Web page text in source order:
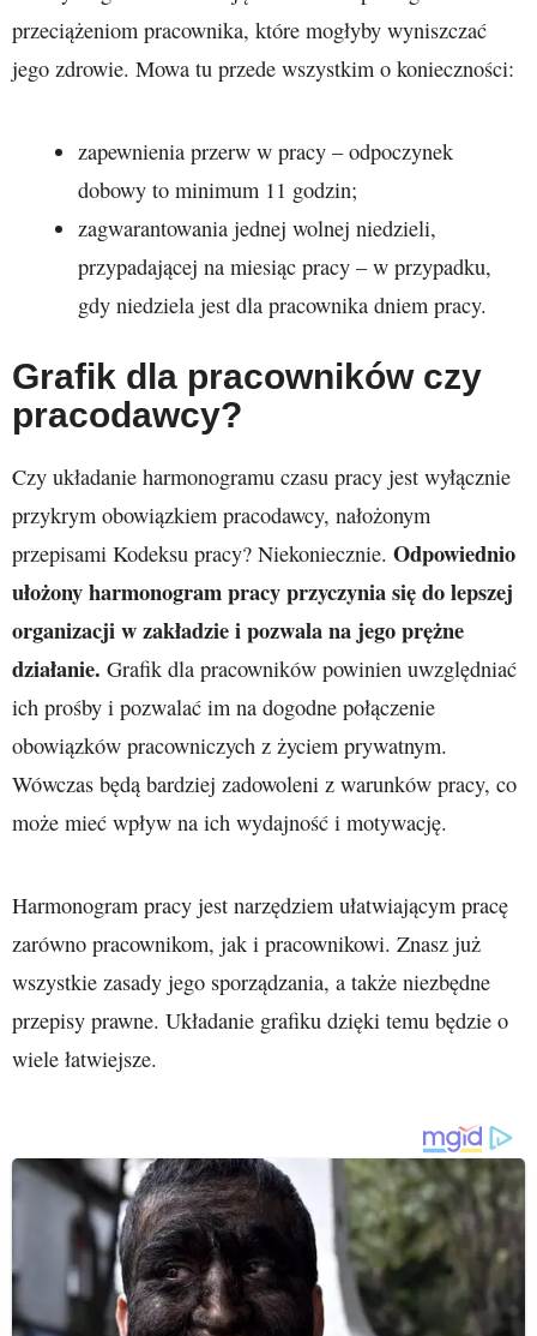
przeciążeniom pracownika, które mogłyby wyniszczać
jego zdrowie. Mowa tu przede wszystkim o konieczności:
zapewnienia przerw w pracy – odpoczynek
dobowy to minimum 11 godzin;
zagwarantowania jednej wolnej niedzieli,
przypadającej na miesiąc pracy – w przypadku,
gdy niedziela jest dla pracownika dniem pracy.
Grafik dla pracowników czy
pracodawcy?
Czy układanie harmonogramu czasu pracy jest wyłącznie
przykrym obowiązkiem pracodawcy, nałożonym
przepisami Kodeksu pracy? Niekoniecznie. Odpowiednio
ułożony harmonogram pracy przyczynia się do lepszej
organizacji w zakładzie i pozwala na jego prężne
działanie. Grafik dla pracowników powinien uwzględniać
ich prośby i pozwalać im na dogodne połączenie
obowiązków pracowniczych z życiem prywatnym.
Wówczas będą bardziej zadowoleni z warunków pracy, co
może mieć wpływ na ich wydajność i motywację.
Harmonogram pracy jest narzędziem ułatwiającym pracę
zarówno pracownikom, jak i pracownikowi. Znasz już
wszystkie zasady jego sporządzania, a także niezbędne
przepisy prawne. Układanie grafiku dzięki temu będzie o
wiele łatwiejsze.